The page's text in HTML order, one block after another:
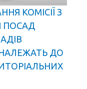
КОМІСІЇ З
ПОСАД
ДО